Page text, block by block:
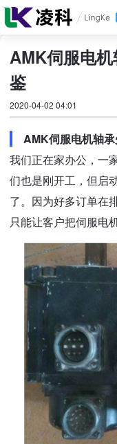
AMK伺服电
鉴
2020-04-02 04:01
AMK伺服电机轴
我们正在家办公，一
们也是刚开工，但启
了。因为好多订单在
只能让客户把伺服电